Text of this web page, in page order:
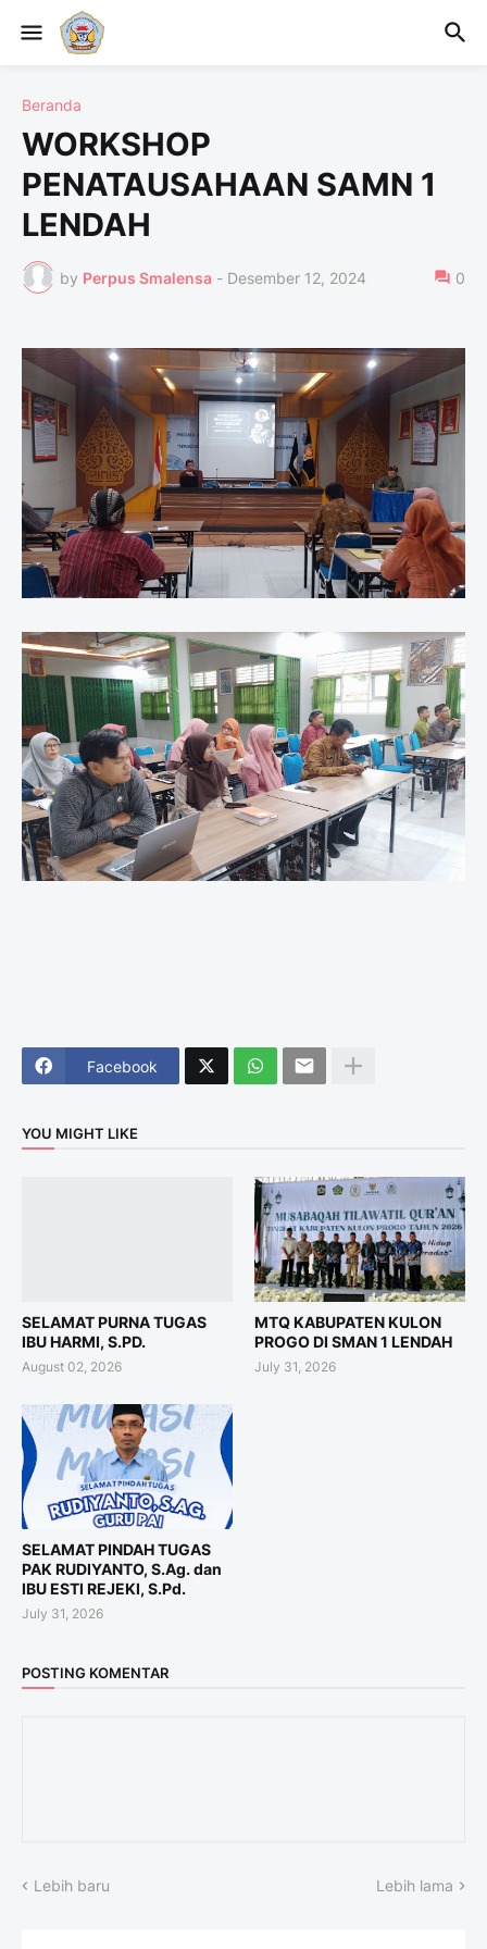
Beranda
WORKSHOP
PENATAUSAHAAN SAMN 1
LENDAH
by Perpus Smalensa - Desember 12, 2024 0
Facebook
YOU MIGHT LIKE
SELAMAT PURNA TUGAS
IBU HARMI, S.PD.
August 02, 2026
MTQ KABUPATEN KULON
PROGO DI SMAN 1 LENDAH
July 31, 2026
SELAMAT PINDAH TUGAS
PAK RUDIYANTO, S.Ag. dan
IBU ESTI REJEKI, S.Pd.
July 31, 2026
POSTING KOMENTAR
Lebih baru Lebih lama